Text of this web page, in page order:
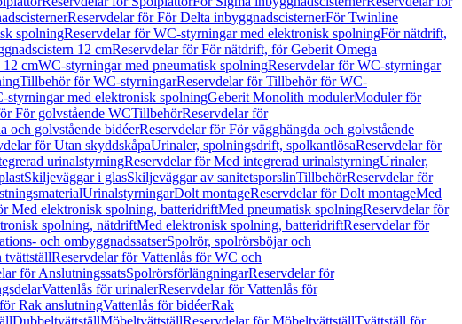
Reservdelar för För Delta inbyggnadscisternerFör Twinline
spolningReservdelar för WC-styrningar med elektronisk spolningFör nätdrift,
12 cmReservdelar för För nätdrift, för Geberit Omega
12 cmWC-styrningar med pneumatisk spolningReservdelar för WC-styrningar
Tillbehör för WC-styrningarReservdelar för Tillbehör för WC-
styrningar med elektronisk spolningGeberit Monolith modulerModuler för
För golvstående WCTillbehörReservdelar för
och golvstående bidéerReservdelar för För vägghängda och golvstående
för Utan skyddskåpaUrinaler, spolningsdrift, spolkantlösaReservdelar för
urinalstyrningReservdelar för Med integrerad urinalstyrningUrinaler,
Skiljeväggar i glasSkiljeväggar av sanitetsporslinTillbehörReservdelar för
UrinalstyrningarDolt montageReservdelar för Dolt montageMed
Med elektronisk spolning, batteridriftMed pneumatisk spolningReservdelar för
spolning, nätdriftMed elektronisk spolning, batteridriftReservdelar för
och ombyggnadssatserSpolrör, spolrörsböjar och
tvättställReservdelar för Vattenlås för WC och
för AnslutningssatsSpolrörsförlängningarReservdelar för
Vattenlås för urinalerReservdelar för Vattenlås för
Rak anslutningVattenlås för bidéerRak
DubbeltvättställMöbeltvättställReservdelar för MöbeltvättställTvättställ för